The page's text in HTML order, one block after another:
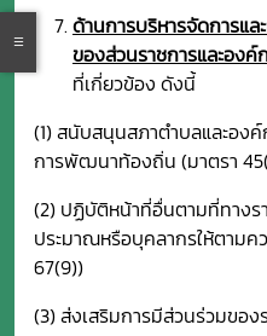
ด้านการบริหารจัดการแ
ของส่วนราชการและองค์
ที่เกี่ยวข้อง ดังนี้
(1) สนับสนุนสภาตำบลและอง
การพัฒนาท้องถิ่น (มาตรา
(2) ปฏิบัติหน้าที่อื่นตามที่ทางร
ประมาณหรือบุคลากรให้ตามค
67(9))
(3) ส่งเสริมการมีส่วนร่วมขอ